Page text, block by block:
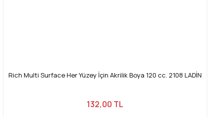
Rich Multi Surface Her Yüzey İçin Akrilik Boya 120 cc. 2108 LADİN
132,00 TL